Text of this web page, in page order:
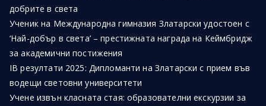
добрите в света
Ученик на Международна гимназия Златарски удостоен с
‘Най-добър в света’ – престижната награда на Кеймбридж
за академични постижения
IB резултати 2025: Дипломанти на Златарски с прием във
водещи световни университети
Учене извън класната стая: образователни екскурзии за